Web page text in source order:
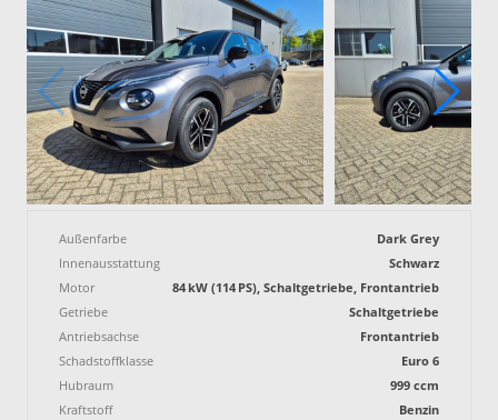
Außenfarbe
Dark Grey
Innenausstattung
Schwarz
Motor
84 kW (114 PS), Schaltgetriebe, Frontantrieb
Getriebe
Schaltgetriebe
Antriebsachse
Frontantrieb
Schadstoffklasse
Euro 6
Hubraum
999 ccm
Kraftstoff
Benzin